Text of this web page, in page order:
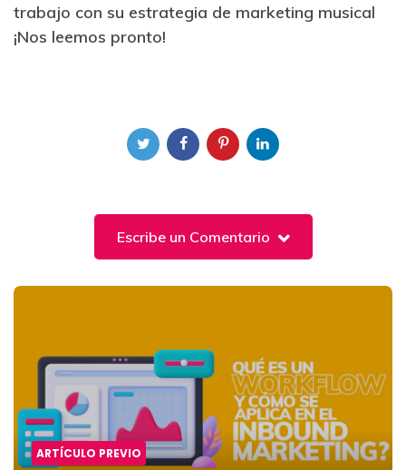
trabajo con su estrategia de marketing musical
¡Nos leemos pronto!
Escribe un Comentario
Post
ARTÍCULO PREVIO